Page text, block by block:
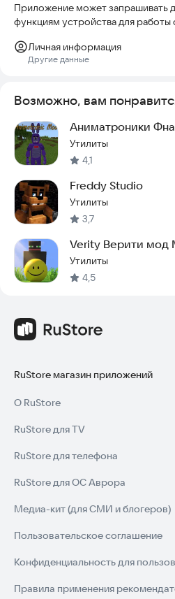
ОТКАЗ ОТ ОТВЕТСТВЕННОСТИ:
приложение для Minecraft PE. Оно
AB. Все права защищены. В
http://account.mojang.com/
самые страшные карты FNAF уже
Приложение может запрашивать
функциям устройства для
Личная информация
Другие данные
Возможно, вам
Аниматроники
Утилиты
4,1
Freddy Studio
Утилиты
3,7
Verity Верити мод
Утилиты
4,5
RuStore магазин приложений
О RuStore
RuStore для TV
RuStore для телефона
RuStore для ОС Аврора
Медиа-кит (для СМИ и блогеров)
Пользовательское соглашение
Конфиденциальность для
Правила применения